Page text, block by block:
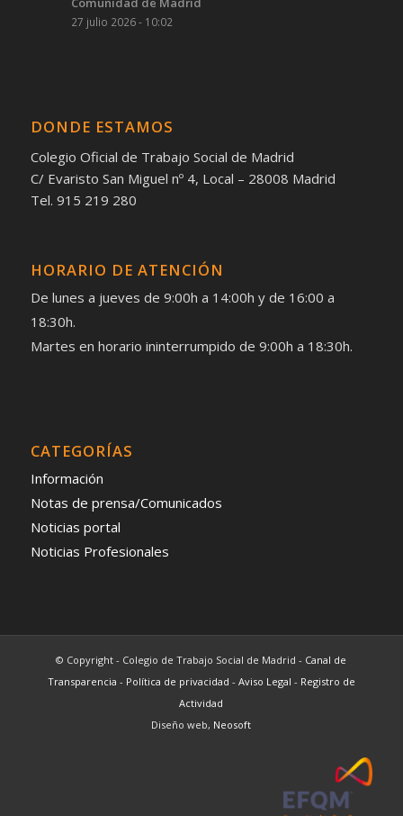
27 julio 2026 - 10:02
DONDE ESTAMOS
Colegio Oficial de Trabajo Social de Madrid
C/ Evaristo San Miguel nº 4, Local – 28008 Madrid
Tel. 915 219 280
HORARIO DE ATENCIÓN
De lunes a jueves de 9:00h a 14:00h y de 16:00 a
18:30h.
Martes en horario ininterrumpido de 9:00h a 18:30h.
CATEGORÍAS
Información
Notas de prensa/Comunicados
Noticias portal
Noticias Profesionales
© Copyright - Colegio de Trabajo Social de Madrid - Canal de
Transparencia - Política de privacidad - Aviso Legal - Registro de
Actividad
Diseño web, Neosoft